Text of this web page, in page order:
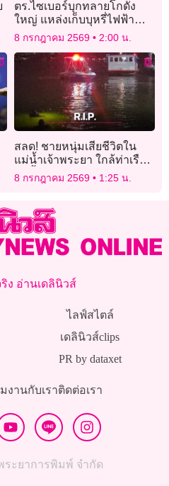
ตร.ไซเบอร์บุกทลายโกดัง
ใหญ่ แหล่งเก็บบุหรี่ไฟฟ้า
ลอบขายออนไลน์ ยึดของ
กลางอื้อ!
8 กรกฎาคม 2569 2:00 น.
สลด! ชายหนุ่มเสียชีวิตใน
แม่น้ำเจ้าพระยา ใกล้ท่าเรือ
ท่าน้ำนนท์ ตร.เร่งตรวจสอบ
อัตลักษณ์และติดตามญาติ
8 กรกฎาคม 2569 1:25 น.
ง อ่านเดลินิวส์
ไลฟ์สไตล์
เดลินิวส์clips
PR by dataxet
งานกับเราติดต่อเรา
ะยาการพิมพ์ จำกัด